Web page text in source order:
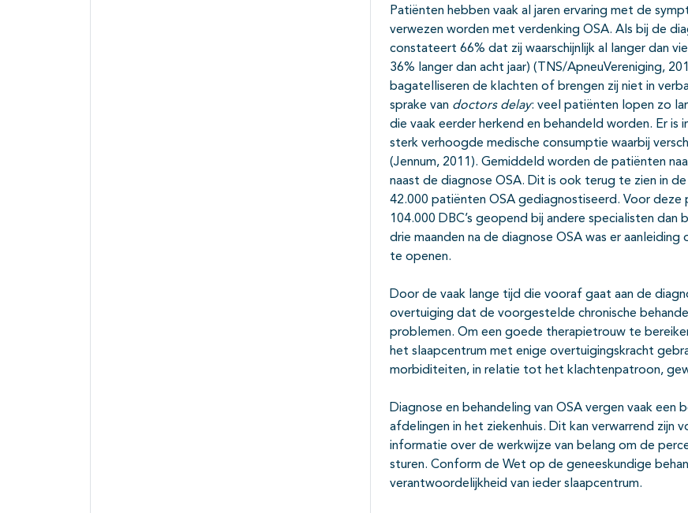
Patiënten hebben vaak al jaren ervaring met de
verwezen worden met verdenking OSA. Als bij de
constateert 66% dat zij waarschijnlijk al langer dan
36% langer dan acht jaar) (TNS/ApneuVereniging,
bagatelliseren de klachten of brengen zij niet in
sprake van doctors delay: veel patiënten lopen zo
die vaak eerder herkend en behandeld worden. Er is
sterk verhoogde medische consumptie waarbij
(Jennum, 2011). Gemiddeld worden de patiënten
naast de diagnose OSA. Dit is ook terug te zien in
42.000 patiënten OSA gediagnostiseerd. Voor deze
104.000 DBC’s geopend bij andere specialisten dan
drie maanden na de diagnose OSA was er aanleiding
te openen.
Door de vaak lange tijd die vooraf gaat aan de
overtuiging dat de voorgestelde chronische
problemen. Om een goede therapietrouw te
het slaapcentrum met enige overtuigingskracht
morbiditeiten, in relatie tot het klachtenpatroon,
Diagnose en behandeling van OSA vergen vaak een
afdelingen in het ziekenhuis. Dit kan verwarrend zijn
informatie over de werkwijze van belang om de
sturen. Conform de Wet op de geneeskundige
verantwoordelijkheid van ieder slaapcentrum.